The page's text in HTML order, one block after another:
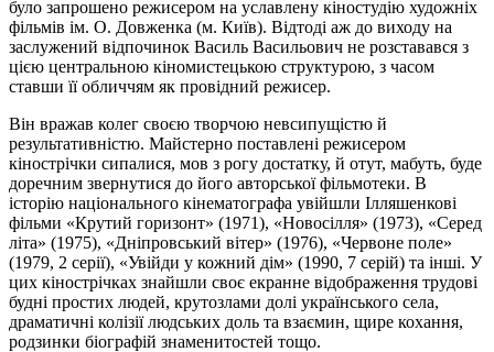
було запрошено режисером на уславлену кіностудію художніх
фільмів ім. О. Довженка (м. Київ). Відтоді аж до виходу на
заслужений відпочинок Василь Васильович не розставався з
цією центральною кіномистецькою структурою, з часом
ставши її обличчям як провідний режисер.
Він вражав колег своєю творчою невсипущістю й
результативністю. Майстерно поставлені режисером
кінострічки сипалися, мов з рогу достатку, й отут, мабуть, буде
доречним звернутися до його авторської фільмотеки. В
історію національного кінематографа увійшли Ілляшенкові
фільми «Крутий горизонт» (1971), «Новосілля» (1973), «Серед
літа» (1975), «Дніпровський вітер» (1976), «Червоне поле»
(1979, 2 серії), «Увійди у кожний дім» (1990, 7 серій) та інші. У
цих кінострічках знайшли своє екранне відображення трудові
будні простих людей, крутозлами долі українського села,
драматичні колізії людських доль та взаємин, щире кохання,
родзинки біографій знаменитостей тощо.